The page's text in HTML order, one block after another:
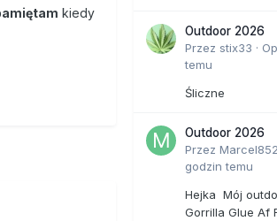
kiedy
Outdoor 2026
Przez stix33 ·
temu
Śliczne
Outdoor 2026
Przez Marcel852
godzin temu
Hejka Mój
Gorrilla Glue Af